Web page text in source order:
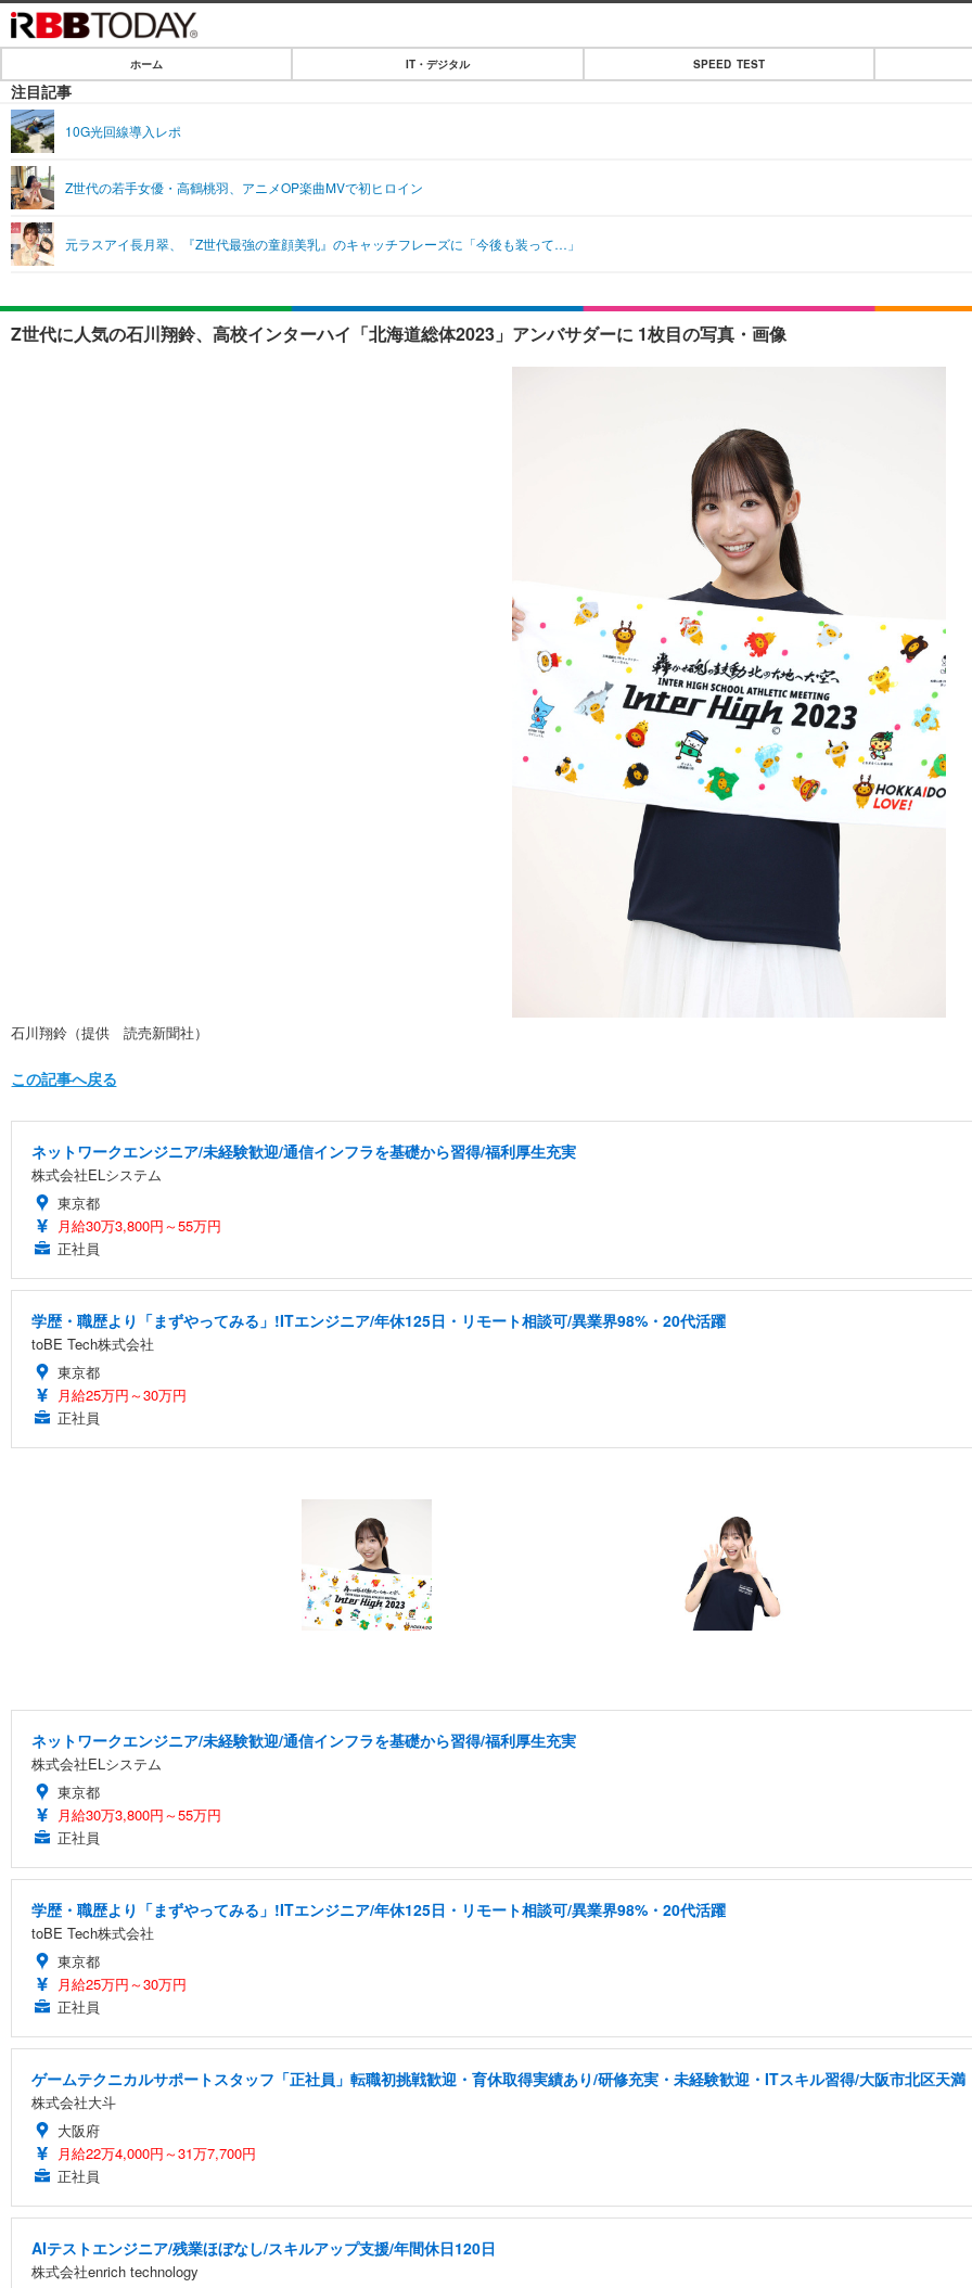
IT・デジタル
ショッピング
SPEED TEST
エンタメ
エンタメTOP
音楽
ライフ
ライフTOP
ペット
リリース一覧
ホーム IT・デジタル SPEED TEST
注目記事
10G光回線導入レポ
Z世代の若手女優・高鶴桃羽、アニメOP楽曲MVで初ヒロイン
元ラスアイ長月翠、『Z世代最強の童顔美乳』のキャッチフレーズに「今後も装って…」
Z世代に人気の石川翔鈴、高校インターハイ「北海道総体2023」アンバサダーに 1枚目の写真・画像
石川翔鈴（提供 読売新聞社）
この記事へ戻る
ネットワークエンジニア/未経験歓迎/通信インフラを基礎から習得/福利厚生充実
株式会社ELシステム
東京都
月給30万3,800円～55万円
正社員
学歴・職歴より「まずやってみる」!ITエンジニア/年休125日・リモート相談可/異業界98%・20代活躍
toBE Tech株式会社
東京都
月給25万円～30万円
正社員
ネットワークエンジニア/未経験歓迎/通信インフラを基礎から習得/福利厚生充実
株式会社ELシステム
東京都
月給30万3,800円～55万円
正社員
学歴・職歴より「まずやってみる」!ITエンジニア/年休125日・リモート相談可/異業界98%・20代活躍
toBE Tech株式会社
東京都
月給25万円～30万円
正社員
ゲームテクニカルサポートスタッフ「正社員」転職初挑戦歓迎・育休取得実績あり/研修充実・未経験歓迎・ITスキル習得/大阪市北区天満
株式会社大斗
大阪府
月給22万4,000円～31万7,700円
正社員
AIテストエンジニア/残業ほぼなし/スキルアップ支援/年間休日120日
株式会社enrich technology